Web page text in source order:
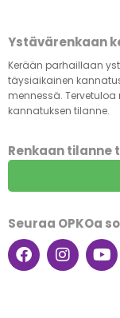
Ystävärenkaan
Kerään parhaillaan
täysiaikainen
mennessä.
kannatuksen tilanne.
Renkaan tilanne
Seuraa OPKOa